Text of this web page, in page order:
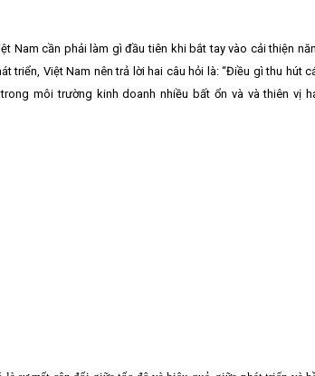
Nam cần phải làm gì đầu tiên khi bắt tay vào cải thiện
triển, Việt Nam nên trả lời hai câu hỏi là: “Điều gì thu hút
môi trường kinh doanh nhiều bất ổn và và thiên vị